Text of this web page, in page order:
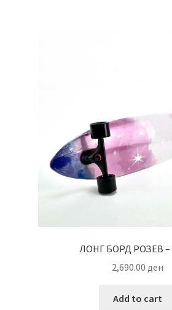
ЛОНГ БОРД РОЗЕВ –
2,690.00 ден
Add to cart